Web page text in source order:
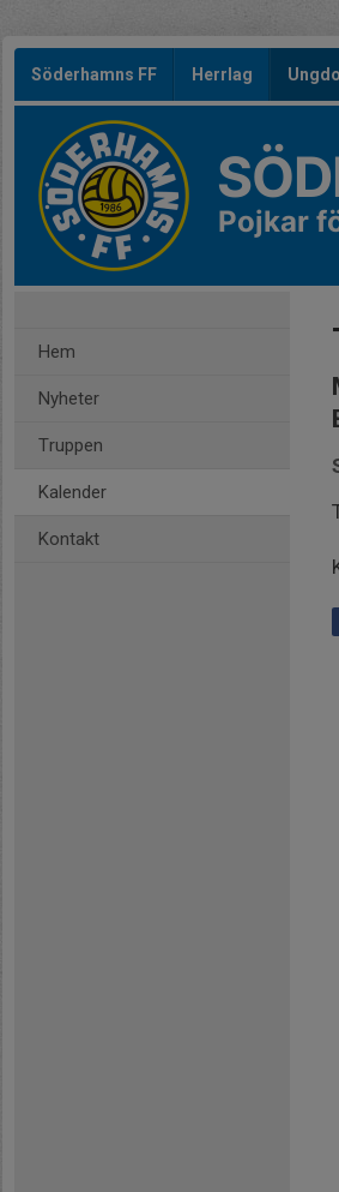
Söderhamns FF Herrlag
Pojkar
Hem
Nyheter
Truppen
Kalender
Kontakt